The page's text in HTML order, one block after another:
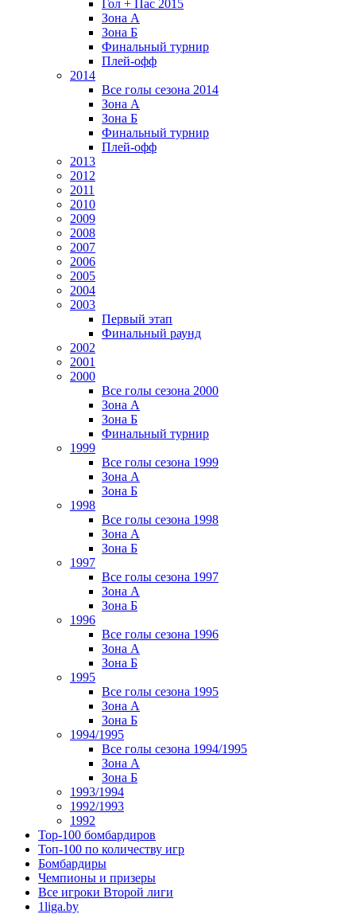
Гол + Пас 2015
Зона А
Зона Б
Финальный турнир
Плей-офф
2014
Все голы сезона 2014
Зона А
Зона Б
Финальный турнир
Плей-офф
2013
2012
2011
2010
2009
2008
2007
2006
2005
2004
2003
Первый этап
Финальный раунд
2002
2001
2000
Все голы сезона 2000
Зона А
Зона Б
Финальный турнир
1999
Все голы сезона 1999
Зона А
Зона Б
1998
Все голы сезона 1998
Зона А
Зона Б
1997
Все голы сезона 1997
Зона А
Зона Б
1996
Все голы сезона 1996
Зона А
Зона Б
1995
Все голы сезона 1995
Зона А
Зона Б
1994/1995
Все голы сезона 1994/1995
Зона А
Зона Б
1993/1994
1992/1993
1992
Top-100 бомбардиров
Топ-100 по количеству игр
Бомбардиры
Чемпионы и призеры
Все игроки Второй лиги
1liga.by